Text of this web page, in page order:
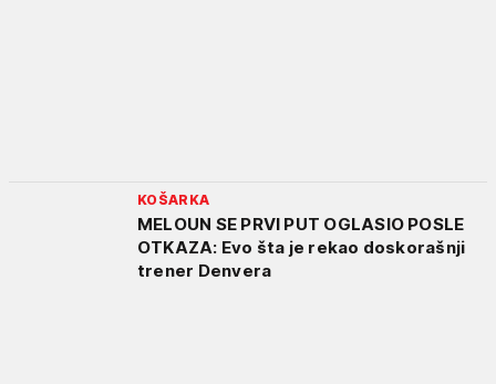
KOŠARKA
MELOUN SE PRVI PUT OGLASIO POSLE
OTKAZA: Evo šta je rekao doskorašnji
trener Denvera